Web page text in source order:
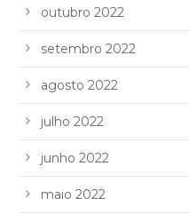
outubro 2022
setembro 2022
agosto 2022
julho 2022
junho 2022
maio 2022